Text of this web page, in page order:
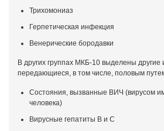
Трихомониаз
Герпетическая инфекция
Венерические бородавки
В других группах МКБ-10 выделены другие
передающиеся, в том числе, половым
Состояния, вызванные ВИЧ (вирусом
человека)
Вирусные гепатиты В и С